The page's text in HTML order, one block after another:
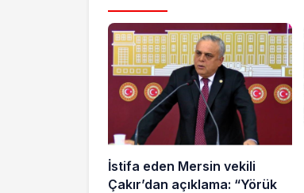
İstifa eden Mersin vekili
Çakır’dan açıklama: “Yörük